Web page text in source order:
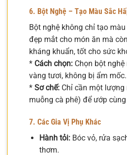
6. Bột Nghệ – Tạo Màu Sắc
Bột nghệ không chỉ tạo
đẹp mắt cho món ăn mà
kháng khuẩn, tốt cho sức
* Cách chọn: Chọn bột
vàng tươi, không bị ẩm mốc.
* Sơ chế: Chỉ cần một lượng
muỗng cà phê) để ướp
7. Các Gia Vị Phụ Khác
Hành tỏi:Bóc vỏ, rửa
thơm.